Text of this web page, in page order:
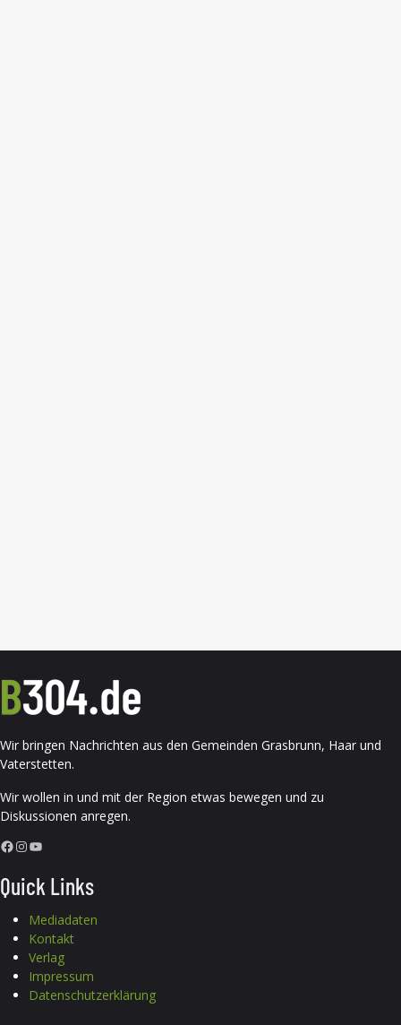
Wir bringen Nachrichten aus den Gemeinden Grasbrunn, Haar und
Vaterstetten.
Wir wollen in und mit der Region etwas bewegen und zu
Diskussionen anregen.
Facebook InstagramYouTube
Quick Links
Mediadaten
Kontakt
Verlag
Impressum
Datenschutzerklärung